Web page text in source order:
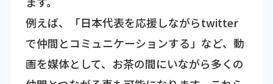
例えば、「日本代表を応援しながらtwitter
で仲間とコミュニケーションする」など、動
画を媒体として、お茶の間にいながら多くの